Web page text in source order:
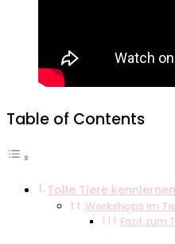
Table of Contents
Tolle Tiere
Workshops im
Fazit zum